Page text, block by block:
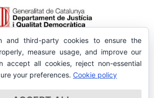
and third-party cookies to ensure the
measure usage, and improve our
accept all cookies, reject non-essential
your preferences. Cookie policy